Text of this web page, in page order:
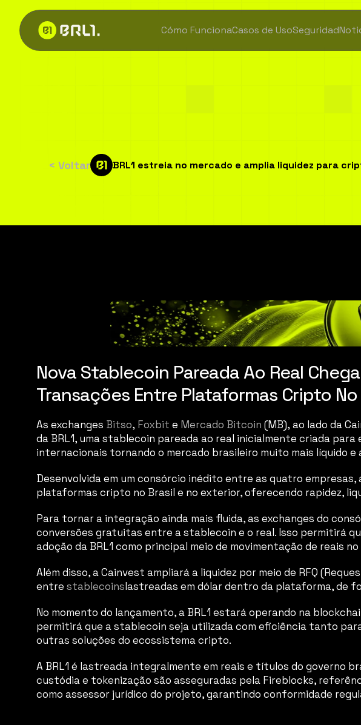
Cómo FuncionaCasos de UsoSeguridad
< Voltar BRL1 estreia no mercado e amplia liquidez para
Nova Stablecoin Pareada Ao Real
Transações Entre Plataformas Cripto No
As exchanges Bitso, Foxbit e Mercado Bitcoin (MB), ao lado da
da BRL1, uma stablecoin pareada ao real inicialmente criada
internacionais tornando o mercado brasileiro muito mais líquido e
Desenvolvida em um consórcio inédito entre as quatro
plataformas cripto no Brasil e no exterior, oferecendo rapidez,
Para tornar a integração ainda mais fluida, as exchanges do
conversões gratuitas entre a stablecoin e o real. Isso permitirá
adoção da BRL1 como principal meio de movimentação de reais
Além disso, a Cainvest ampliará a liquidez por meio de RFQ
entre stablecoinslastreadas em dólar dentro da plataforma, de
No momento do lançamento, a BRL1 estará operando na
permitirá que a stablecoin seja utilizada com eficiência tanto
outras soluções do ecossistema cripto.
A BRL1 é lastreada integralmente em reais e títulos do
custódia e tokenização são asseguradas pela Fireblocks,
como assessor jurídico do projeto, garantindo conformidade